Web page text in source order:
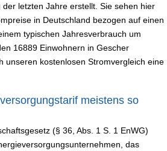
letzten Jahre erstellt. Sie sehen hier
in Deutschland bezogen auf einen
typischen Jahresverbrauch um
16889 Einwohnern in Gescher
unseren kostenlosen Stromvergleich eine
meistens so
(§ 36, Abs. 1 S. 1 EnWG)
das